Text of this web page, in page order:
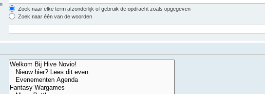
Zoek naar elke term afzonderlijk of gebruik de opdracht zoals opgegeven
Zoek naar één van de woorden